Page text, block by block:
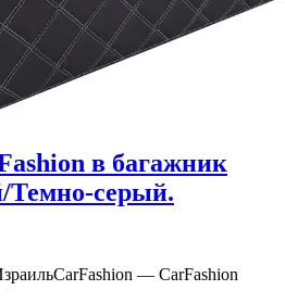
в багажник
серый.
CarFashion — CarFashion